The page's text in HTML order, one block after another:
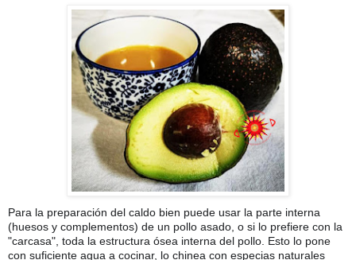
Para la preparación del caldo bien puede usar la parte interna
(huesos y complementos) de un pollo asado, o si lo prefiere con la
"carcasa", toda la estructura ósea interna del pollo. Esto lo pone
con suficiente agua a cocinar, lo chinea con especias naturales